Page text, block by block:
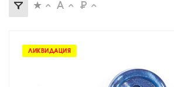
ЛИКВИДАЦИЯ